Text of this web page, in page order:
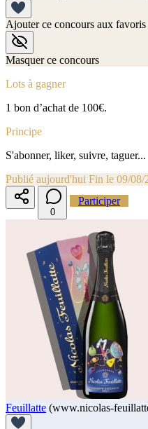
Ajouter ce concours aux favoris
Masquer ce concours
Lots à gagner
1 bon d’achat de 100€.
Principe
S'abonner, liker, suivre, taguer...
Publié aujourd'hui Fin le 09/08/
0
Participer
Feuillatte (www.nicolas-